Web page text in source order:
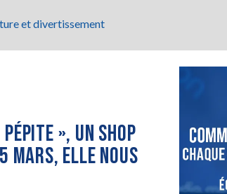
et divertissement
», UN SHOP
MARS, ELLE NOUS